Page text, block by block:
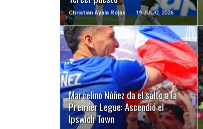
Christian Ayala Rojas 19 JULIO, 2026
Marcelino Núñez da el salto a la
Premier Legue: Ascendió el
Ipswich Town
LEER MÁS